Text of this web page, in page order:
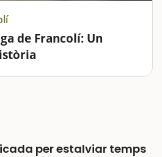
de Francolí: Un
espais més fascinants de la
per estalviar temps